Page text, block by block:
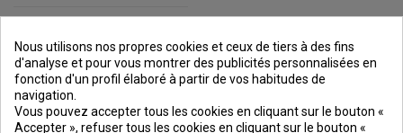
PREMIOS
DE PAGO
SEGURO
Nous utilisons nos propres cookies et ceux de tiers à des fins
d'analyse et pour vous montrer des publicités personnalisées en
fonction d'un profil élaboré à partir de vos habitudes de
navigation.
Vous pouvez accepter tous les cookies en cliquant sur le bouton «
Accepter », refuser tous les cookies en cliquant sur le bouton «